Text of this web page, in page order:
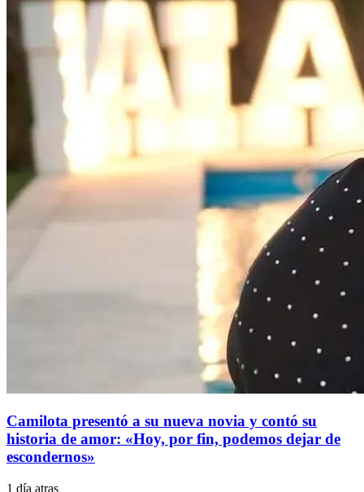
Camilota presentó a su nueva novia y contó su
historia de amor: «Hoy, por fin, podemos dejar de
escondernos»
1 día atras